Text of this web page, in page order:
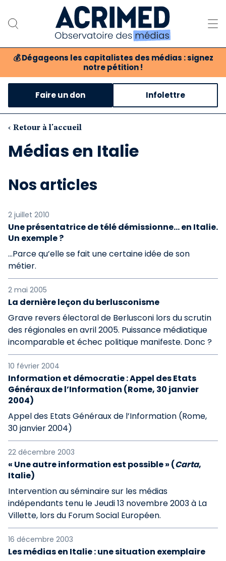
💰 Dégageons les capitalistes des médias : signez
notre pétition !
Notre association
Notre critique des médias
Nos propositions
Notre revue
Boutique
Faire un don Infolettre
‹ Retour à l'accueil
Médias en Italie
Nos articles
2 juillet 2010
Une présentatrice de télé démissionne… en Italie.
Un exemple ?
…Parce qu’elle se fait une certaine idée de son
métier.
2 mai 2005
La dernière leçon du berlusconisme
Grave revers électoral de Berlusconi lors du scrutin
des régionales en avril 2005. Puissance médiatique
incomparable et échec politique manifeste. Donc ?
10 février 2004
Information et démocratie : Appel des Etats
Généraux de l’Information (Rome, 30 janvier
2004)
Appel des Etats Généraux de l’Information (Rome,
30 janvier 2004)
22 décembre 2003
« Une autre information est possible » (Carta,
Italie)
Intervention au séminaire sur les médias
indépendants tenu le Jeudi 13 novembre 2003 à La
Villette, lors du Forum Social Européen.
16 décembre 2003
Les médias en Italie : une situation exemplaire